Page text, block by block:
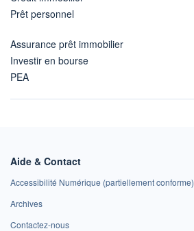
Prêt personnel
Assurance prêt immobilier
Investir en bourse
PEA
Aide & Contact
Accessibilité Numérique (partiellement conforme)
Archives
Contactez-nous